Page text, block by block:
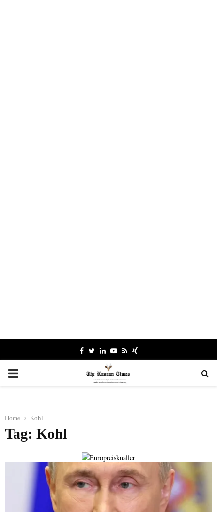
Facebook
TwitterLinkedinYoutube
RssXing
PRIMARY
Home Kohl
Tag: Kohl